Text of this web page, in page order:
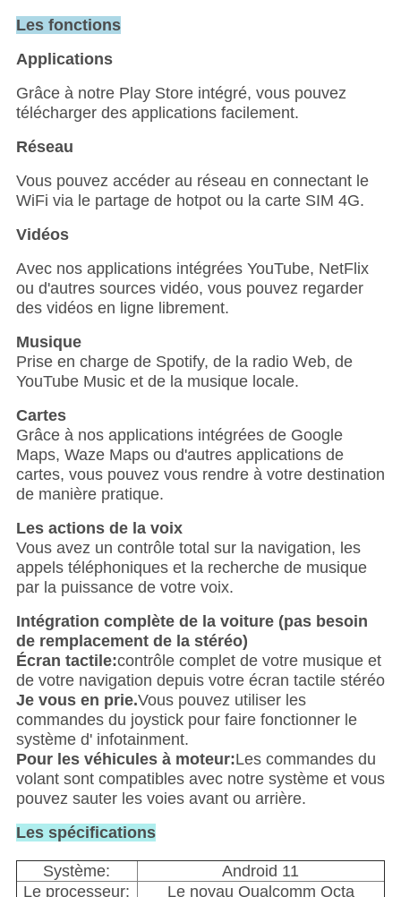
Les fonctions
Applications
Grâce à notre Play Store intégré, vous pouvez
télécharger des applications facilement.
Réseau
Vous pouvez accéder au réseau en connectant le
WiFi via le partage de hotpot ou la carte SIM 4G.
Vidéos
Avec nos applications intégrées YouTube, NetFlix
ou d'autres sources vidéo, vous pouvez regarder
des vidéos en ligne librement.
Musique
Prise en charge de Spotify, de la radio Web, de
YouTube Music et de la musique locale.
Cartes
Grâce à nos applications intégrées de Google
Maps, Waze Maps ou d'autres applications de
cartes, vous pouvez vous rendre à votre destination
de manière pratique.
Les actions de la voix
Vous avez un contrôle total sur la navigation, les
appels téléphoniques et la recherche de musique
par la puissance de votre voix.
Intégration complète de la voiture (pas besoin
de remplacement de la stéréo)
Écran tactile:contrôle complet de votre musique et
de votre navigation depuis votre écran tactile stéréo
Je vous en prie.Vous pouvez utiliser les
commandes du joystick pour faire fonctionner le
système d' infotainment.
Pour les véhicules à moteur:Les commandes du
volant sont compatibles avec notre système et vous
pouvez sauter les voies avant ou arrière.
Les spécifications
Système:
Android 11
Le processeur:
Le noyau Qualcomm Octa